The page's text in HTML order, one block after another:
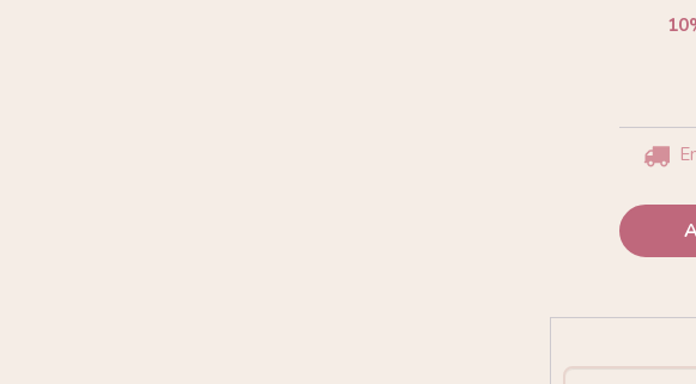
Entregas para